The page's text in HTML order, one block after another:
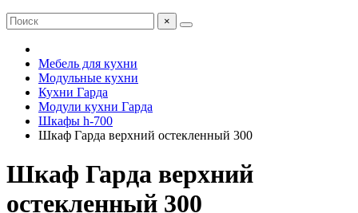
×
Мебель для кухни
Модульные кухни
Кухни Гарда
Модули кухни Гарда
Шкафы h-700
Шкаф Гарда верхний остекленный 300
Шкаф Гарда верхний
остекленный 300